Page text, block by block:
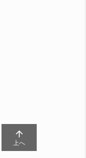

上へ